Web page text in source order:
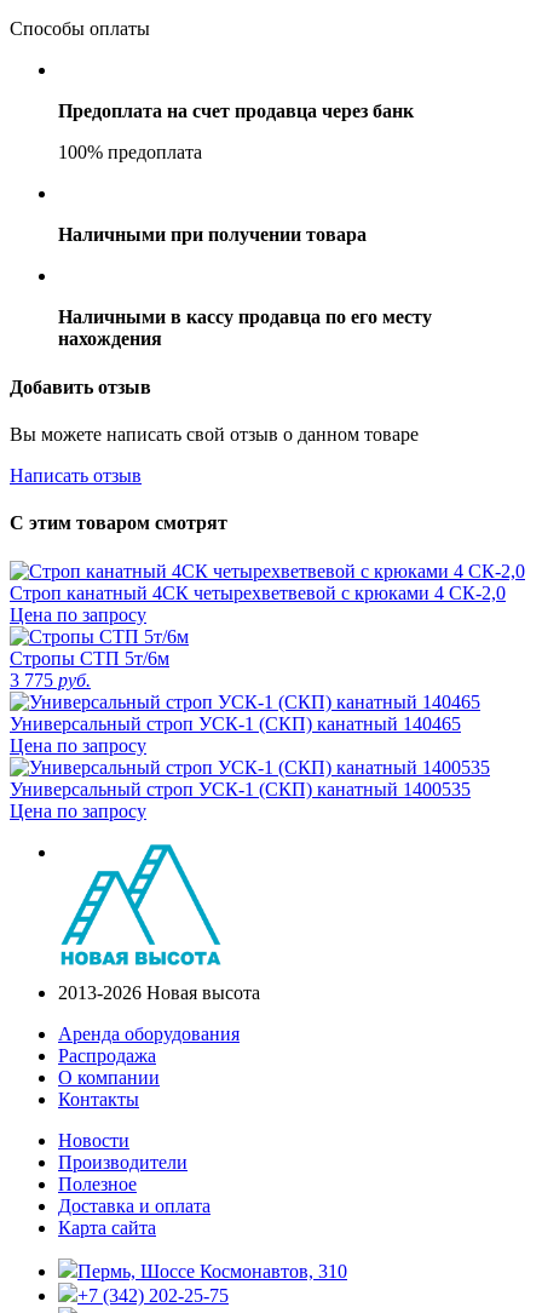
Способы оплаты
Предоплата на счет продавца через банк
100% предоплата
Наличными при получении товара
Наличными в кассу продавца по его месту
нахождения
Добавить отзыв
Вы можете написать свой отзыв о данном товаре
Написать отзыв
С этим товаром смотрят
Строп канатный 4СК четырехветвевой с крюками 4 СК-2,0
Цена по запросу
Стропы СТП 5т/6м
3 775 руб.
Универсальный строп УСК-1 (СКП) канатный 140465
Цена по запросу
Универсальный строп УСК-1 (СКП) канатный 1400535
Цена по запросу
2013-2026 Новая высота
Аренда оборудования
Распродажа
О компании
Контакты
Новости
Производители
Полезное
Доставка и оплата
Карта сайта
Пермь, Шоссе Космонавтов, 310
+7 (342) 202-25-75